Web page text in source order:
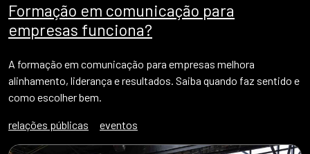
Formação em comunicação para
empresas funciona?
A formação em comunicação para empresas melhora
alinhamento, liderança e resultados. Saiba quando faz sentido e
como escolher bem.
relações públicas eventos